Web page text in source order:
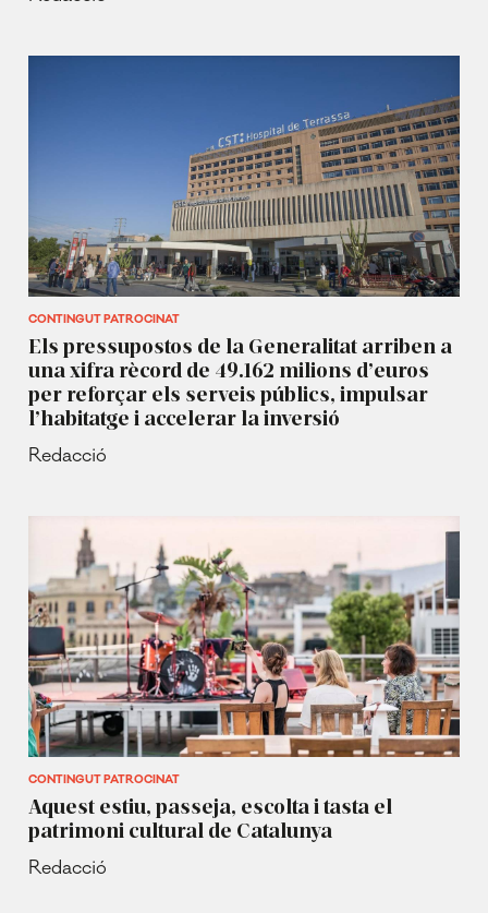
CONTINGUT PATROCINAT
Els pressupostos de la Generalitat arriben a
una xifra rècord de 49.162 milions d’euros
per reforçar els serveis públics, impulsar
l’habitatge i accelerar la inversió
Redacció
CONTINGUT PATROCINAT
Aquest estiu, passeja, escolta i tasta el
patrimoni cultural de Catalunya
Redacció